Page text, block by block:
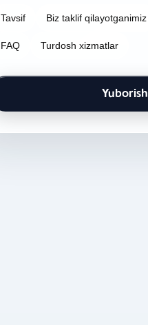
Tavsif Biz taklif qilayotganimiz
FAQ Turdosh xizmatlar
Yuborish